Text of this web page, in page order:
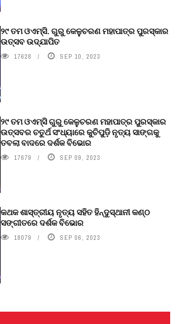
୨୯ ତମ ଓଏମ୍‌ସି. ଗୁରୁ କେଳୁଚରଣ ମହାପାତ୍ର ପୁରସ୍କାର
ଉତ୍ସବ ଉଦ୍‍ଯାପିତ
17628 SEP 10, 2023
୨୯ ତମ ଓଏମ୍‌ସି ଗୁରୁ କେଳୁଚରଣ ମହାପାତ୍ର ପୁରସ୍କାର
ଉତ୍ସବର ଚତୁର୍ଥ ସଂଧ୍ୟାରେ କୁଚିପୁଡ଼ି ନୃତ୍ୟ ସାଙ୍ଗକୁ
ତବଲା ବାଦରେ ଦର୍ଶକ ବିଭୋର
17679 SEP 09, 2023
କଥକ ଶାସ୍ତ୍ରୀୟ ନୃତ୍ୟ ସହିତ ହିନ୍ଦୁସ୍ଥାନୀ କଣ୍ଠ
ସଙ୍ଗୀତରେ ଦର୍ଶକ ବିଭୋର
18079 SEP 06, 2023